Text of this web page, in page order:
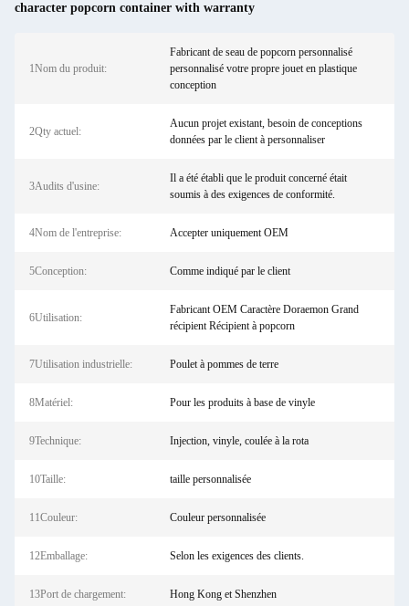
character popcorn container with warranty
1Nom du produit:
Fabricant de seau de popcorn personnalisé
personnalisé votre propre jouet en plastique
conception
2Qty actuel:
Aucun projet existant, besoin de conceptions
données par le client à personnaliser
3Audits d'usine:
Il a été établi que le produit concerné était
soumis à des exigences de conformité.
4Nom de l'entreprise: Accepter uniquement OEM
5Conception: Comme indiqué par le client
6Utilisation:
Fabricant OEM Caractère Doraemon Grand
récipient Récipient à popcorn
7Utilisation industrielle: Poulet à pommes de terre
8Matériel: Pour les produits à base de vinyle
9Technique: Injection, vinyle, coulée à la rota
10Taille: taille personnalisée
11Couleur: Couleur personnalisée
12Emballage: Selon les exigences des clients.
13Port de chargement: Hong Kong et Shenzhen